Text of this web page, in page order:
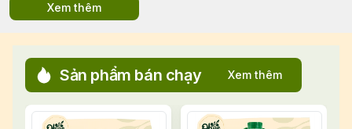
Xem thêm
Sản phẩm bán chạy Xem thêm